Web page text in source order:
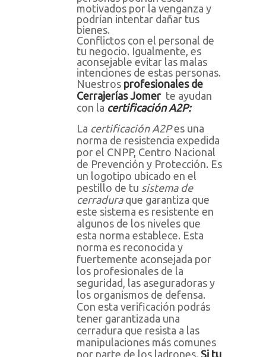
motivados por la venganza y
podrían intentar dañar tus
bienes.
Conflictos con el personal de
tu negocio. Igualmente, es
aconsejable evitar las malas
intenciones de estas personas.
Nuestros profesionales de
Cerrajerías Jomer te ayudan
con la certificación A2P:
La certificación A2Pes una
norma de resistencia expedida
por el CNPP, Centro Nacional
de Prevención y Protección. Es
un logotipo ubicado en el
pestillo de tu sistema de
cerraduraque garantiza que
este sistema es resistente en
algunos de los niveles que
esta norma establece. Esta
norma es reconocida y
fuertemente aconsejada por
los profesionales de la
seguridad, las aseguradoras y
los organismos de defensa.
Con esta verificación podrás
tener garantizada una
cerradura que resista a las
manipulaciones más comunes
por parte de los ladrones. Si tu